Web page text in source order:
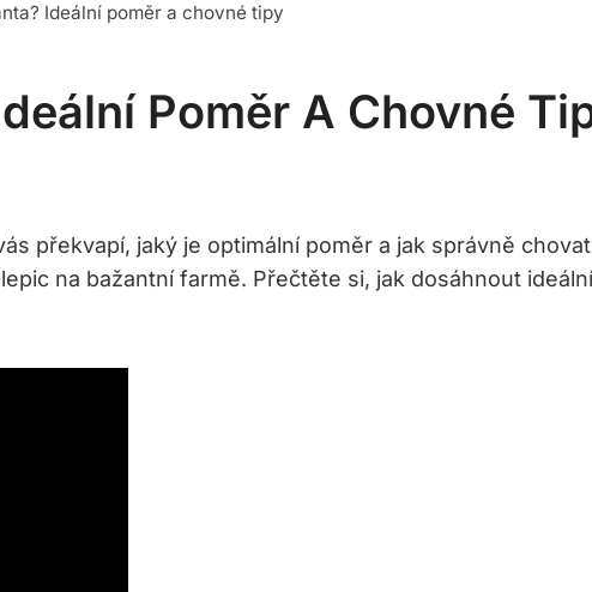
Ideální poměr a chovné tipy
Poměr A Chovné
překvapí, jaký je optimální poměr a jak správně
na bažantní farmě. Přečtěte si, jak dosáhnout